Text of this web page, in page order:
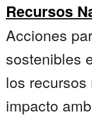
Recursos
Acciones
sostenibles
los
impacto